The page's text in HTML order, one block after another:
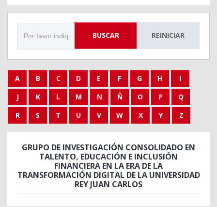
BUSCAR REINICIAR
A B C D E F G H
I
J
K L M N Ñ O P
Q
R
S T U V W X Y Z
GRUPO DE INVESTIGACIÓN CONSOLIDADO EN
TALENTO, EDUCACIÓN E INCLUSIÓN
FINANCIERA EN LA ERA DE LA
TRANSFORMACIÓN DIGITAL DE LA UNIVERSIDAD
REY JUAN CARLOS